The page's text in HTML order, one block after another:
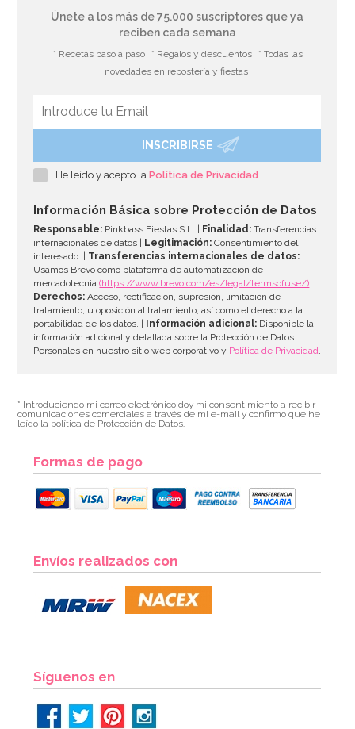
Únete a los más de 75.000 suscriptores que ya
reciben cada semana
* Recetas paso a paso * Regalos y descuentos
* Todas las
novedades en repostería y fiestas
INSCRIBIRSE
He leído y acepto laPolítica de Privacidad
Información Básica sobre Protección de Datos
Responsable: Pinkbass Fiestas S.L. | Finalidad: Transferencias
internacionales de datos | Legitimación: Consentimiento del
interesado. | Transferencias internacionales de datos:
Usamos Brevo como plataforma de automatización de
mercadotecnia(https://www.brevo.com/es/legal/termsofuse/) . |
Derechos: Acceso, rectificación, supresión, limitación de
tratamiento, u oposición al tratamiento, así como el derecho a la
portabilidad de los datos. | Información adicional: Disponible la
información adicional y detallada sobre la Protección de Datos
Personales en nuestro sitio web corporativo y Política de Privacidad
* Introduciendo mi correo electrónico doy mi consentimiento a recibir
comunicaciones comerciales a través de mi e-mail y confirmo que he
leído la política de Protección de Datos.
Formas de pago
Envíos realizados con
Síguenos en